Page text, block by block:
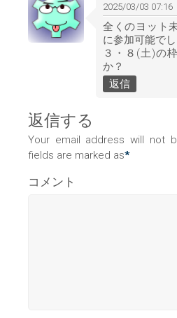
2025/03/03 07:16
全くのヨット
に参加可能で
３・８(土)の
か？
返信
返信する
Your email address will not
fields are marked as*
コメント